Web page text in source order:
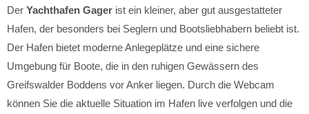
Der Yachthafen Gager ist ein kleiner, aber gut ausgestatteter
Hafen, der besonders bei Seglern und Bootsliebhabern beliebt ist.
Der Hafen bietet moderne Anlegeplätze und eine sichere
Umgebung für Boote, die in den ruhigen Gewässern des
Greifswalder Boddens vor Anker liegen. Durch die Webcam
können Sie die aktuelle Situation im Hafen live verfolgen und die